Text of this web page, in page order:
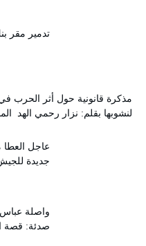
تدمير مقر
مذكرة قانونية حول أثر الحرب
لنشوبها بقلم: نزار رحمي الهد
عاجل
جديدة
واصلة عباس
صدئة: قصة